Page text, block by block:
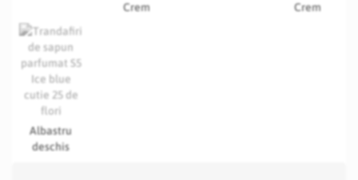
Crem
Crem
Albastru
deschis